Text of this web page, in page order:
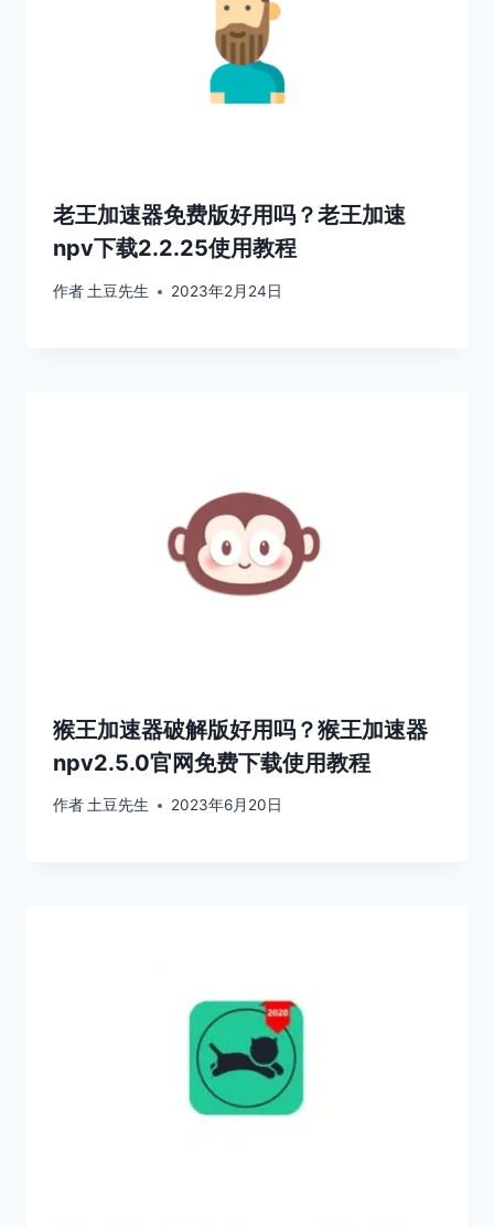
老王加速器免费版好用吗？老王加速
npv下载2.2.25使用教程
作者 土豆先生 2023年2月24日
猴王加速器破解版好用吗？猴王加速器
npv2.5.0官网免费下载使用教程
作者土豆先生 2023年6月20日